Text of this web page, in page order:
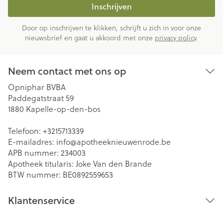
Inschrijven
Door op inschrijven te klikken, schrijft u zich in voor onze
nieuwsbrief en gaat u akkoord met onze privacy policy.
Neem contact met ons op
Opniphar BVBA
Paddegatstraat 59
1880 Kapelle-op-den-bos
Telefoon: +3215713339
E-mailadres: info@apotheeknieuwenrode.be
APB nummer: 234003
Apotheek titularis: Joke Van den Brande
BTW nummer: BE0892559653
Klantenservice